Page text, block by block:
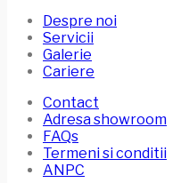
Despre noi
Servicii
Galerie
Cariere
Contact
Adresa showroom
FAQs
Termeni si conditii
ANPC